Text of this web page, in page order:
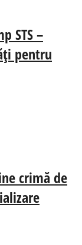
STS –
pentru
crimă de